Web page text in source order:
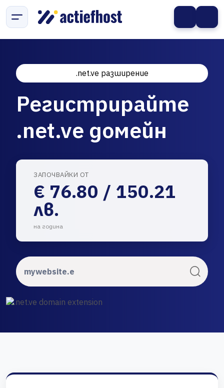
.net.ve разширение
Регистрирайте
.net.ve домейн
ЗАПОЧВАЙКИ ОТ
€ 76.80 / 150.21
лв.
на година